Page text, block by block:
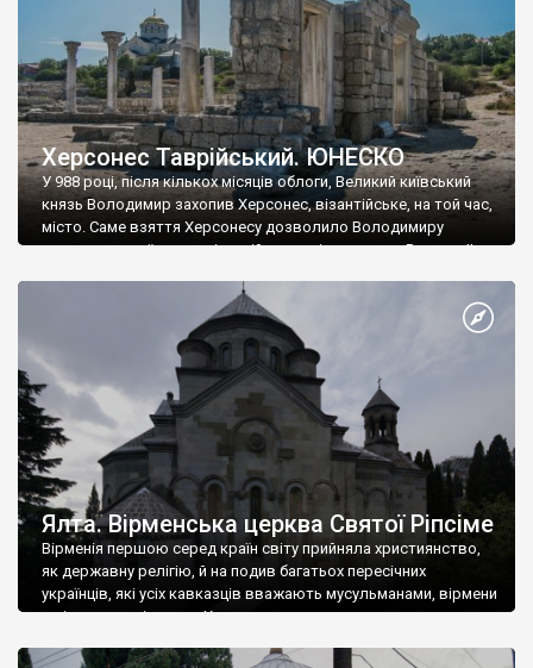
Херсонес Таврійський. ЮНЕСКО
У 988 році, після кількох місяців облоги, Великий київський
князь Володимир захопив Херсонес, візантійське, на той час,
місто. Саме взяття Херсонесу дозволило Володимиру
диктувати свої умови візантійському імператору Василю ІІ, та
Херсонесі Володимир-язичник, став Василем-християнином.
А потім було Хрещення Русі. На честь Херсонесу Таврійського
Ялта. Вірменська церква Святої Ріпсіме
Вірменія першою серед країн світу прийняла християнство,
як державну релігію, й на подив багатьох пересічних
українців, які усіх кавказців вважають мусульманами, вірмени
є відданими вірянами Христа